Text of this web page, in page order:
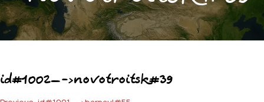
id#1002—->novotroitsk#39